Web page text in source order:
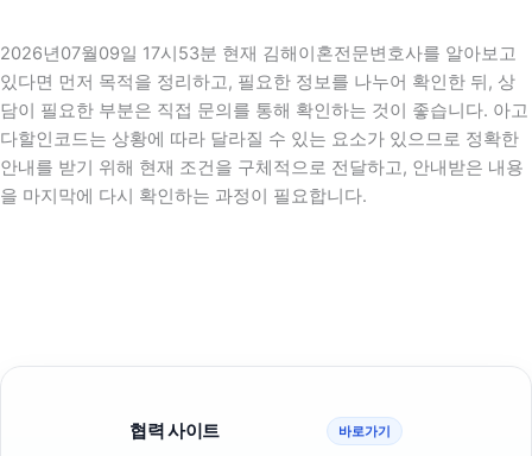
2026년07월09일 17시53분 현재 김해이혼전문변호사를 알아보고
있다면 먼저 목적을 정리하고, 필요한 정보를 나누어 확인한 뒤, 상
담이 필요한 부분은 직접 문의를 통해 확인하는 것이 좋습니다. 아고
다할인코드는 상황에 따라 달라질 수 있는 요소가 있으므로 정확한
안내를 받기 위해 현재 조건을 구체적으로 전달하고, 안내받은 내용
을 마지막에 다시 확인하는 과정이 필요합니다.
협력 사이트 바로가기